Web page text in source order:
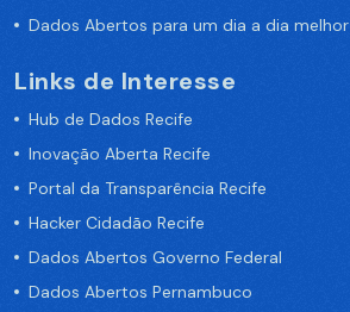
Dados Abertos para um dia a dia melhor
Links de Interesse
Hub de Dados Recife
Inovação Aberta Recife
Portal da Transparência Recife
Hacker Cidadão Recife
Dados Abertos Governo Federal
Dados Abertos Pernambuco